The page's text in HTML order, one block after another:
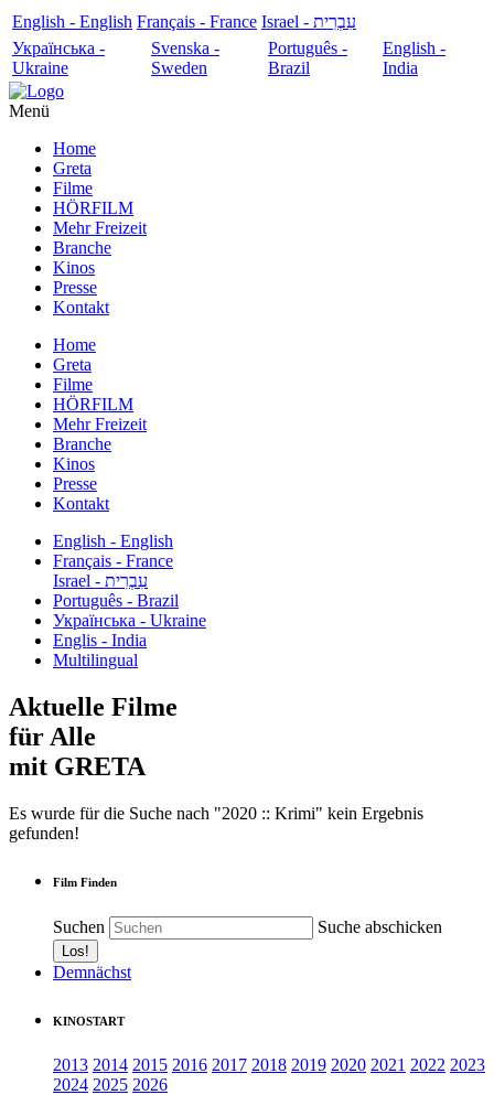
English - English Français - France
עִבְרִית - Israel
Українська -
Ukraine
Svenska -
Sweden
Português -
Brazil
English -
India
Menü
Home
Greta
Filme
HÖRFILM
Mehr Freizeit
Branche
Kinos
Presse
Kontakt
Home
Greta
Filme
HÖRFILM
Mehr Freizeit
Branche
Kinos
Presse
Kontakt
English - English
Français - France
עִבְרִית - Israel
Português - Brazil
Українська - Ukraine
Englis - India
Multilingual
Aktuelle Filme
für Alle
mit GRETA
Es wurde für die Suche nach "2020 :: Krimi" kein Ergebnis
gefunden!
Film Finden
Suchen Suche abschicken
Demnächst
KINOSTART
2013 2014 2015 2016 2017 2018 2019 2020 2021 2022 2023
2024 2025 2026